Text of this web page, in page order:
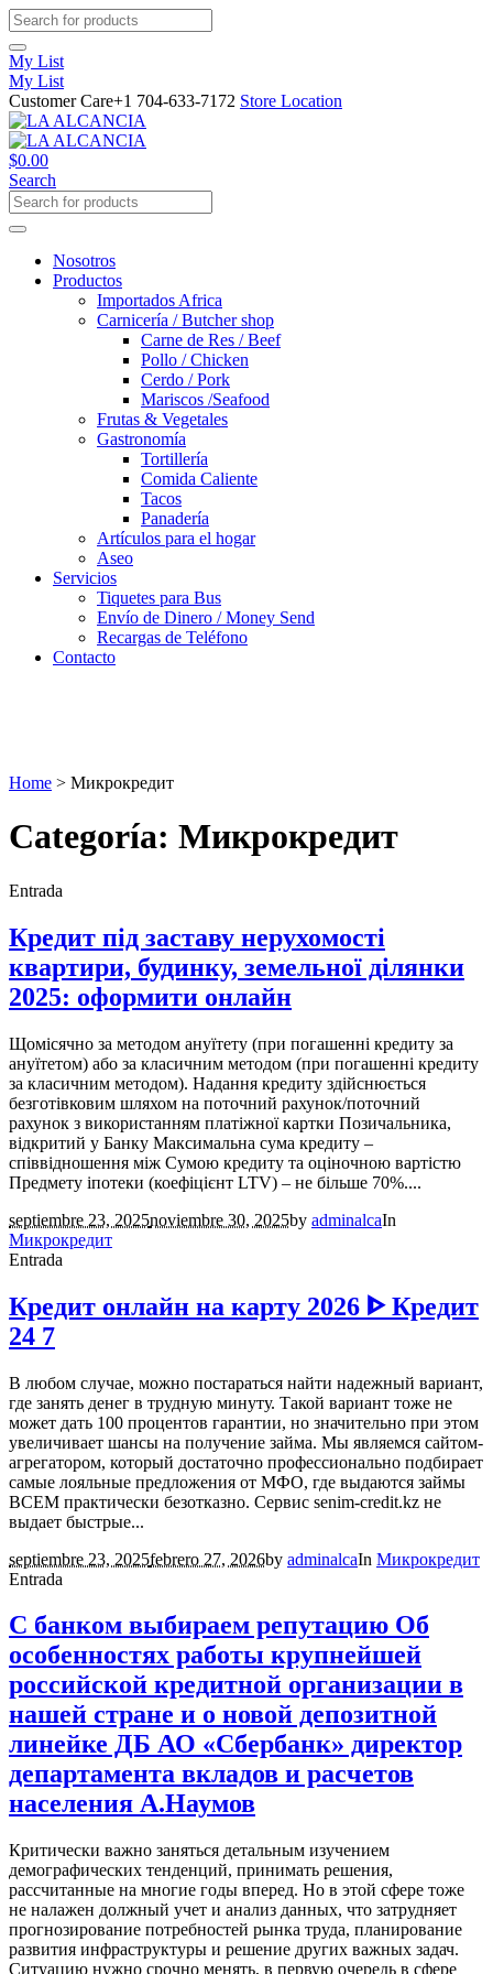
My List
My List
Customer Care+1 704-633-7172 Store Location
$0.00
Search
Nosotros
Productos
Importados Africa
Carnicería / Butcher shop
Carne de Res / Beef
Pollo / Chicken
Cerdo / Pork
Mariscos /Seafood
Frutas & Vegetales
Gastronomía
Tortillería
Comida Caliente
Tacos
Panadería
Artículos para el hogar
Aseo
Servicios
Tiquetes para Bus
Envío de Dinero / Money Send
Recargas de Teléfono
Contacto
Home > Микрокредит
Categoría: Микрокредит
Entrada
Кредит під заставу нерухомості
квартири, будинку, земельної ділянки
2025: оформити онлайн
Щомісячно за методом ануїтету (при погашенні кредиту за
ануїтетом) або за класичним методом (при погашенні кредиту
за класичним методом). Надання кредиту здійснюється
безготівковим шляхом на поточний рахунок/поточний
рахунок з використанням платіжної картки Позичальника,
відкритий у Банку Максимальна сума кредиту –
співвідношення між Сумою кредиту та оціночною вартістю
Предмету іпотеки (коефіцієнт LTV) – не більше 70%....
septiembre 23, 2025noviembre 30, 2025by adminalcaIn
Микрокредит
Entrada
Кредит онлайн на карту 2026 ᐈ Кредит
24 7
В любом случае, можно постараться найти надежный вариант,
где занять денег в трудную минуту. Такой вариант тоже не
может дать 100 процентов гарантии, но значительно при этом
увеличивает шансы на получение займа. Мы являемся сайтом-
агрегатором, который достаточно профессионально подбирает
самые лояльные предложения от МФО, где выдаются займы
ВСЕМ практически безотказно. Сервис senim-credit.kz не
выдает быстрые...
septiembre 23, 2025febrero 27, 2026by adminalcaIn Микрокредит
Entrada
С банком выбираем репутацию Об
особенностях работы крупнейшей
российской кредитной организации в
нашей стране и о новой депозитной
линейке ДБ АО «Сбербанк» директор
департамента вкладов и расчетов
населения А.Наумов
Критически важно заняться детальным изучением
демографических тенденций, принимать решения,
рассчитанные на многие годы вперед. Но в этой сфере тоже
не налажен должный учет и анализ данных, что затрудняет
прогнозирование потребностей рынка труда, планирование
развития инфраструктуры и решение других важных задач.
Ситуацию нужно срочно менять, в первую очередь в сфере